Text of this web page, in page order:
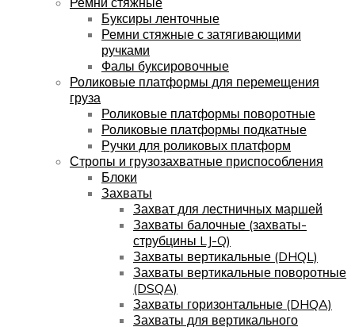
Буксиры ленточные
Ремни стяжные с затягивающими
ручками
Фалы буксировочные
Роликовые платформы для перемещения
груза
Роликовые платформы поворотные
Роликовые платформы подкатные
Ручки для роликовых платформ
Стропы и грузозахватные приспособления
Блоки
Захваты
Захват для лестничных маршей
Захваты балочные (захваты-
струбцины LJ-Q)
Захваты вертикальные (DHQL)
Захваты вертикальные поворотные
(DSQA)
Захваты горизонтальные (DHQA)
Захваты для вертикального